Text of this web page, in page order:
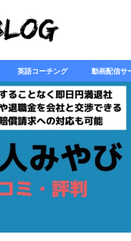
英語コーチング 動画配信サ